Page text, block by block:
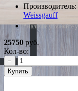
Производитель:
Weissgauff
*Наличие уточняйте
25750 руб.
Кол-во:
−
Купить